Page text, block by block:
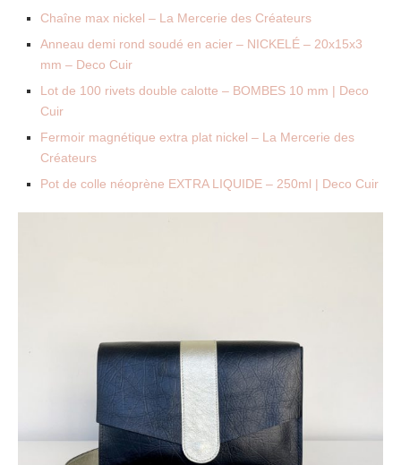
Chaîne max nickel – La Mercerie des Créateurs
Anneau demi rond soudé en acier – NICKELÉ – 20x15x3
mm – Deco Cuir
Lot de 100 rivets double calotte – BOMBES 10 mm | Deco
Cuir
Fermoir magnétique extra plat nickel – La Mercerie des
Créateurs
Pot de colle néoprène EXTRA LIQUIDE – 250ml | Deco Cuir